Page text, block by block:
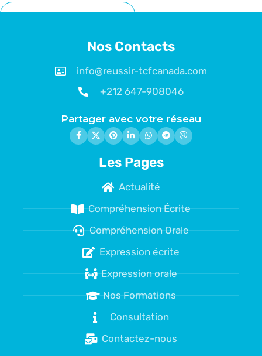
Nos Contacts
info@reussir-tcfcanada.com
+212 647-908046
Partager avec votre réseau
Les Pages
Actualité
Compréhension Écrite
Compréhension Orale
Expression écrite
Expression orale
Nos Formations
Consultation
Contactez-nous